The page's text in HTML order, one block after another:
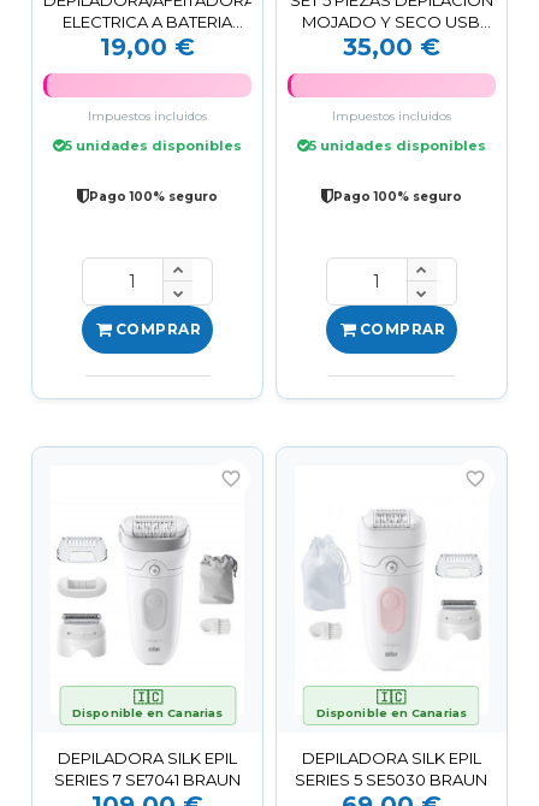
ELECTRICA A BATERIA
AZUL CF42 XO
19,00 €
Impuestos incluidos
5 unidades disponibles
Pago 100% seguro
COMPRAR
MOJADO Y SECO USB
JOCCA
35,00 €
Impuestos incluidos
5 unidades disponibles
Pago 100% seguro
COMPRAR
🇮🇨
Disponible en Canarias
favorite_border
DEPILADORA SILK EPIL
SERIES 7 SE7041 BRAUN
🇮🇨
Disponible en Canarias
favorite_border
DEPILADORA SILK EPIL
SERIES 5 SE5030 BRAUN